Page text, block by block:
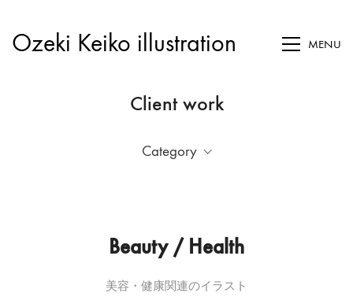
Ozeki Keiko illustration MENU
Client work
Category
Beauty / Health
美容・健康関連のイラスト